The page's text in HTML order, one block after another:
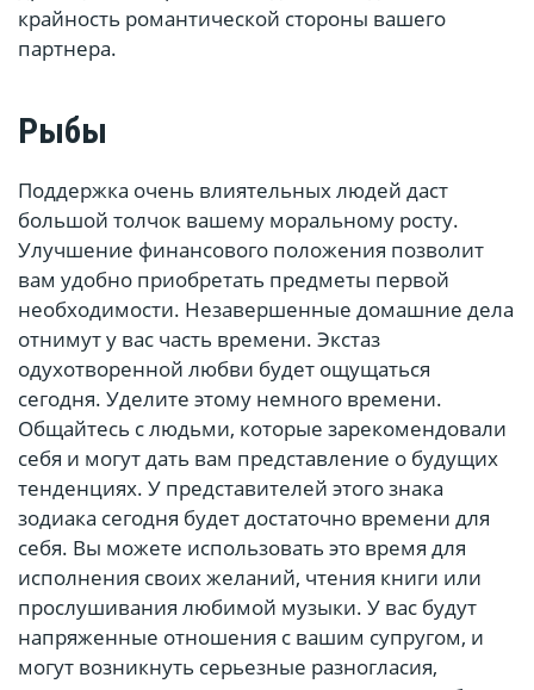
крайность романтической стороны вашего
партнера.
Рыбы
Поддержка очень влиятельных людей даст
большой толчок вашему моральному росту.
Улучшение финансового положения позволит
вам удобно приобретать предметы первой
необходимости. Незавершенные домашние дела
отнимут у вас часть времени. Экстаз
одухотворенной любви будет ощущаться
сегодня. Уделите этому немного времени.
Общайтесь с людьми, которые зарекомендовали
себя и могут дать вам представление о будущих
тенденциях. У представителей этого знака
зодиака сегодня будет достаточно времени для
себя. Вы можете использовать это время для
исполнения своих желаний, чтения книги или
прослушивания любимой музыки. У вас будут
напряженные отношения с вашим супругом, и
могут возникнуть серьезные разногласия,